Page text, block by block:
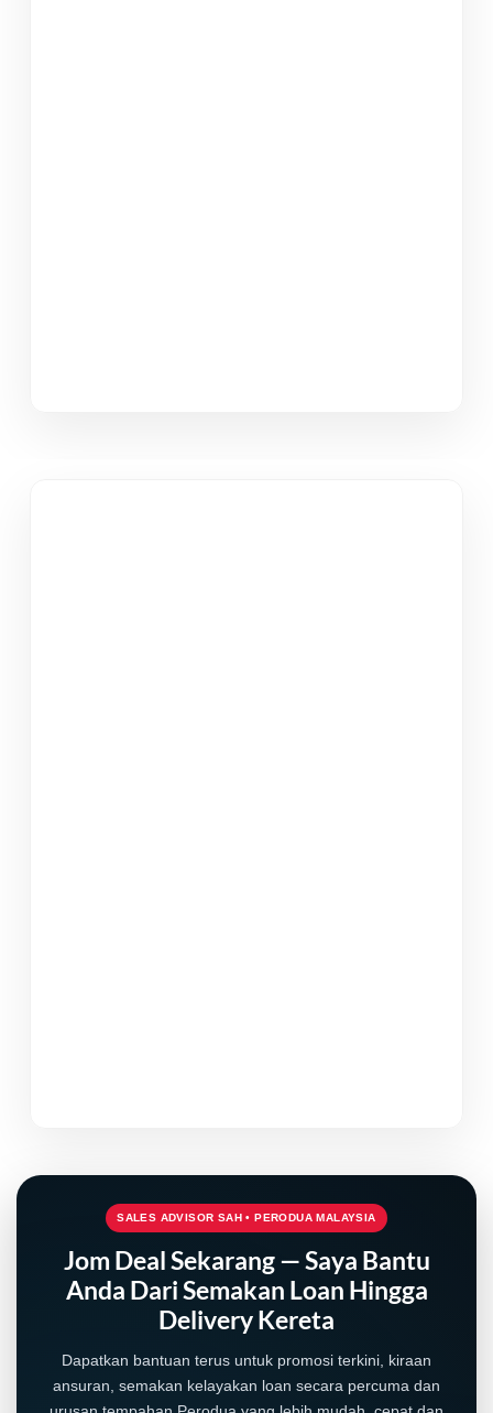
SALES ADVISOR SAH • PERODUA MALAYSIA
Jom Deal Sekarang — Saya Bantu
Anda Dari Semakan Loan Hingga
Delivery Kereta
Dapatkan bantuan terus untuk promosi terkini, kiraan
ansuran, semakan kelayakan loan secara percuma dan